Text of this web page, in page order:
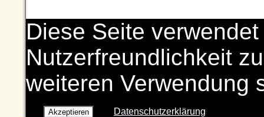
Diese Seite
Nutzerfreundlichkeit
weiteren Verwendung
Akzeptieren Datenschutzerklärung